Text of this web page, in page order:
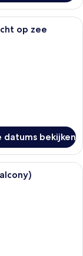
strand vanaf een
op zee
datums bekijken
met twee bedden,